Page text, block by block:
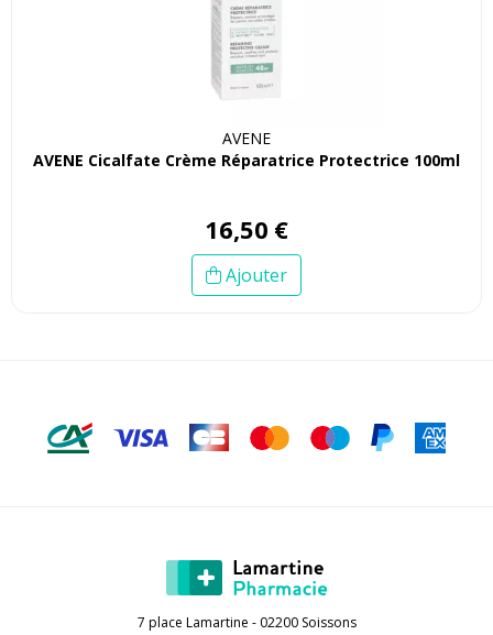
AVENE
AVENE Cicalfate Crème Réparatrice Protectrice 100ml
16,50 €
Ajouter
7 place Lamartine - 02200 Soissons